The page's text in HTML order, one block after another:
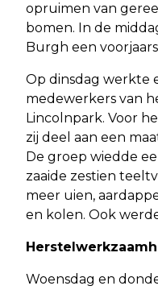
opruimen van
bomen. In de
Burgh een
Op dinsdag werkte
medewerkers van
Lincolnpark. Voor
zij deel aan een
De groep wiedde
zaaide zestien
meer uien,
en kolen. Ook
Woensdag en